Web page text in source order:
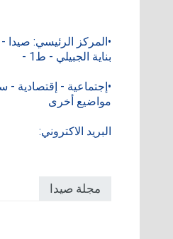
•المركز الرئيسي: صيدا -
بناية الجبيلي - ط1 -
•إجتماعية - إقتصادية -
مواضيع أخرى
البريد الاكتروني:
مجلة صيدا